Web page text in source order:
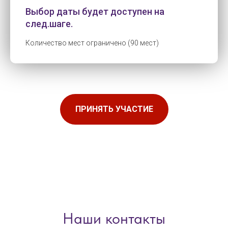
Выбор даты будет доступен на
след.шаге.
Количество мест ограничено (90 мест)
ПРИНЯТЬ УЧАСТИЕ
Наши контакты